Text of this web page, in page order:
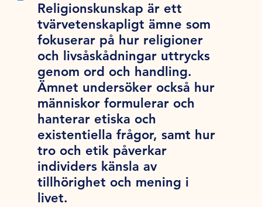
Religionskunskap är ett
tvärvetenskapligt ämne som
fokuserar på hur religioner
och livsåskådningar uttrycks
genom ord och handling.
Ämnet undersöker också hur
människor formulerar och
hanterar etiska och
existentiella frågor, samt hur
tro och etik påverkar
individers känsla av
tillhörighet och mening i
livet.